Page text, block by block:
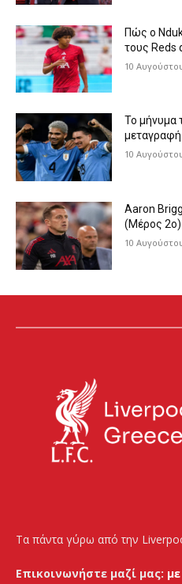
Πώς ο
τους Reds
10
Το μήνυμα
μεταγραφή
10
Aaron
(Μέρος 2ο)
10
Τα πάντα γύρω από την
Επικοινωνήστε μαζί μας: